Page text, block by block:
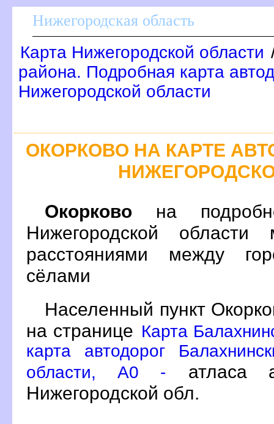
Нижегородская область
Карта Нижегородской области
района. Подробная карта
Нижегородской области
ОКОРКОВО НА КАРТЕ
Окорково на
Нижегородской
расстояниями между
сёлами
Населенный пункт
на странице Карта
карта автодорог
области, A0 -
атласа
Нижегородской обл.